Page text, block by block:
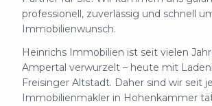
professionell, zuverlässig und schnell
Immobilienwunsch.
Heinrichs Immobilien ist seit vielen
Ampertal verwurzelt – heute mit
Freisinger Altstadt. Daher sind wir seit
Immobilienmakler in Hohenkammer